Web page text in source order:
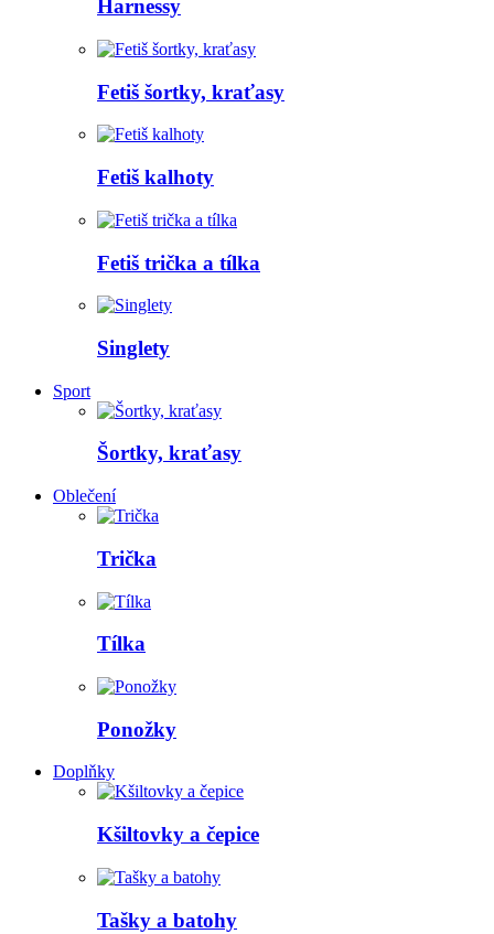
Harnessy
Fetiš šortky, kraťasy
Fetiš kalhoty
Fetiš trička a tílka
Singlety
Sport
Šortky, kraťasy
Oblečení
Trička
Tílka
Ponožky
Doplňky
Kšiltovky a čepice
Tašky a batohy